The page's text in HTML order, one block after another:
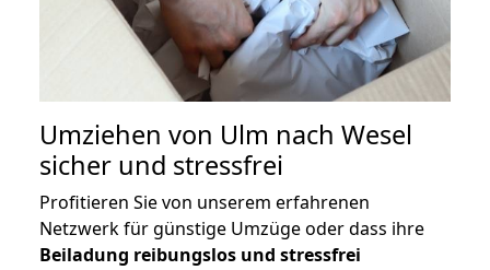
Umziehen von Ulm nach Wesel
sicher und stressfrei
Profitieren Sie von unserem erfahrenen
Netzwerk für günstige Umzüge oder dass ihre
Beiladung reibungslos und stressfrei